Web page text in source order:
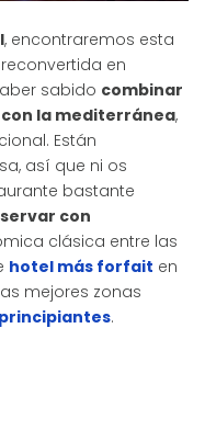
, encontraremos esta
en
sabido combinar
la mediterránea,
Están
así que ni os
bastante
con
clásica entre las
hotel más forfait en
mejores zonas
.